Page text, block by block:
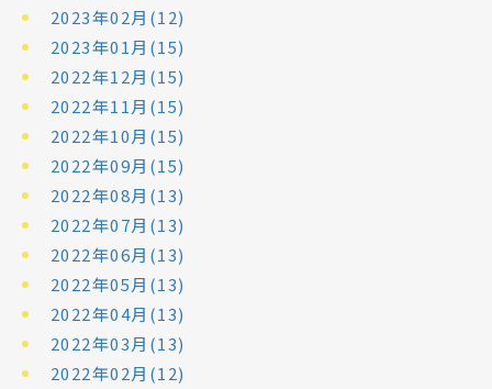
2023年02月(12)
2023年01月(15)
2022年12月(15)
2022年11月(15)
2022年10月(15)
2022年09月(15)
2022年08月(13)
2022年07月(13)
2022年06月(13)
2022年05月(13)
2022年04月(13)
2022年03月(13)
2022年02月(12)